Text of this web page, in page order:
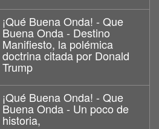
¡Qué Buena Onda! - Que
Buena Onda - Destino
Manifiesto, la polémica
doctrina citada por Donald
Trump
¡Qué Buena Onda! - Que
Buena Onda - Un poco de
historia,